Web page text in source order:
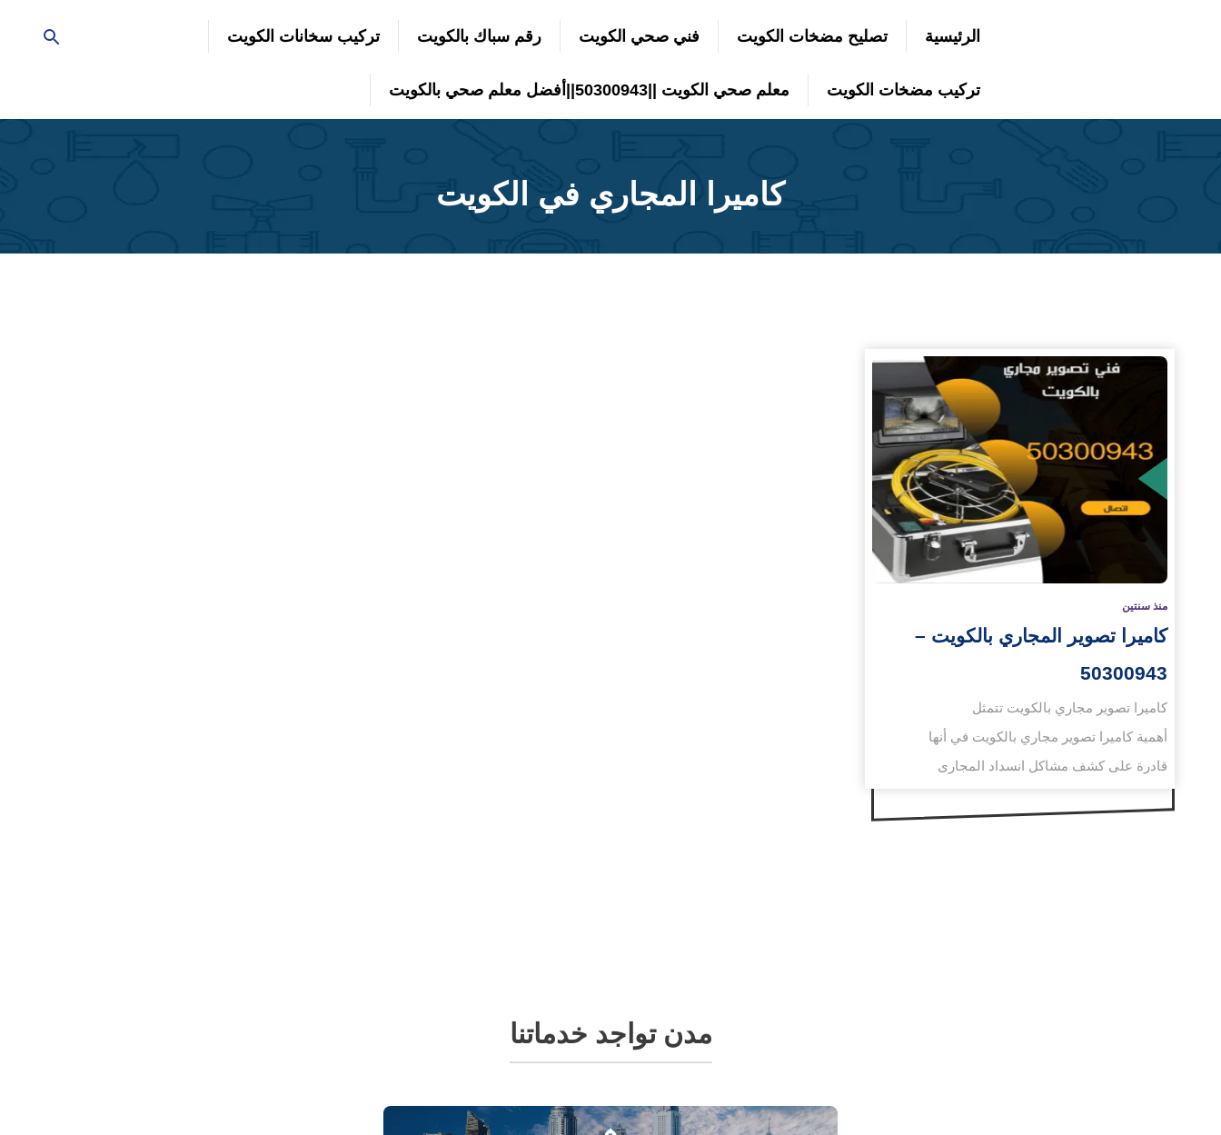
الرئيسية تصليح مضخات الكويت فني صحي الكويت رقم سباك بالكويت تركيب سخانات الكويت
تركيب مضخات الكويت معلم صحي الكويت ||50300943||أفضل معلم صحي بالكويت
كاميرا المجاري في الكويت
منذ سنتين
كاميرا تصوير المجاري بالكويت –
50300943
كاميرا تصوير مجاري بالكويت تتمثل
أهمية كاميرا تصوير مجاري بالكويت في أنها
قادرة على كشف مشاكل انسداد المجارى
مدن تواجد خدماتنا